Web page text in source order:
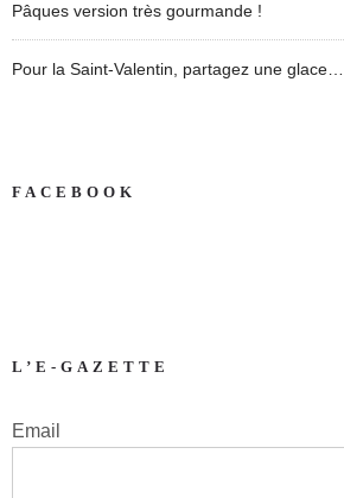
Pâques version très gourmande !
Pour la Saint-Valentin, partagez une glace…
FACEBOOK
L’E-GAZETTE
Email